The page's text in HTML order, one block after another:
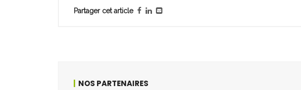
Partager cet article
NOS PARTENAIRES